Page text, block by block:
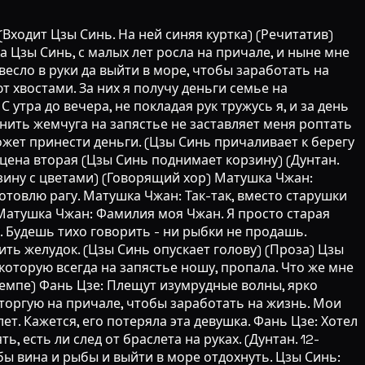
Цзы Синь. На ней синяя куртка) (Речитатив)
Синь, с малых лет росла на причале, и ныне мне
в руки да выйти в море, чтобы заработать на
За них я получу деньги семье на
до вечера, не покладая рук тружусь я, и за день
жемчуга на запястье не заставляет меня роптать
принести деньги. (Цзы Синь причаливает к берегу
вторая (Цзы Синь поднимает корзину) (Дунтан.
с цветами) (Говорящий хор) Матушка Чжан:
рагу. Матушка Чжан: Так-так, вместо старушки
Чжан: Фамилия моя Чжан. Я просто старая
Будешь тихо говорить - ни рыбки не продашь.
желудок. (Цзы Синь опускает голову) (Проза) Цзы
всегда на запястье ношу, пропала. Что же мне
Фань Цзе: Плещут изумрудные волны, ярко
на причале, чтобы заработать на жизнь. Мои
Кажется, его потеряла эта девушка. Фань Цзе: Хотел
есть ли след от браслета на руках. (Дунтан. 12-
вина и рыбы и выйти в море отдохнуть. Цзы Синь: